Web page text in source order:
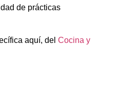
de prácticas
aquí, del Cocina y